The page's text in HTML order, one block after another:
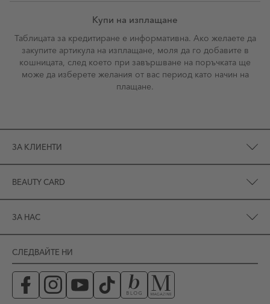
Купи на изплащане
Таблицата за кредитиране е информативна. Ако желаете да
закупите артикула на изплащане, моля да го добавите в
кошницата, след което при завършване на поръчката ще
може да изберете желания от вас период като начин на
плащане.
ЗА КЛИЕНТИ
BEAUTY CARD
ЗА НАС
СЛЕДВАЙТЕ НИ